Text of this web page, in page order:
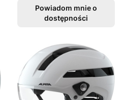
Powiadom mnie o
dostępności